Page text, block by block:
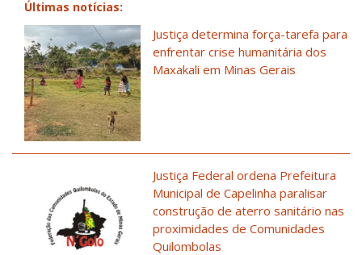
Últimas notícias:
Justiça determina força-tarefa para
enfrentar crise humanitária dos
Maxakali em Minas Gerais
Justiça Federal ordena Prefeitura
Municipal de Capelinha paralisar
construção de aterro sanitário nas
proximidades de Comunidades
Quilombolas